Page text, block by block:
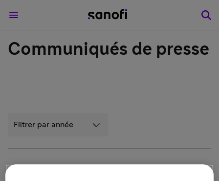
Communiqués de presse
Filtrer par année